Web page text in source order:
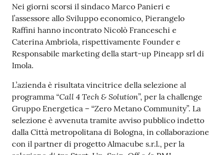
Contenuto
Nei giorni scorsi il sindaco Marco Panieri e
l’assessore allo Sviluppo economico, Pierangelo
Raffini hanno incontrato Nicolò Franceschi e
Caterina Ambriola, rispettivamente Founder e
Responsabile marketing della start-up Pineapp srl di
Imola.
L’azienda è risultata vincitrice della selezione al
programma “Call 4 Tech & Solution”, per la challenge
Gruppo Energetica – “Zero Metano Community”. La
selezione è avvenuta tramite avviso pubblico indetto
dalla Città metropolitana di Bologna, in collaborazione
con il partner di progetto Almacube s.r.l., per la